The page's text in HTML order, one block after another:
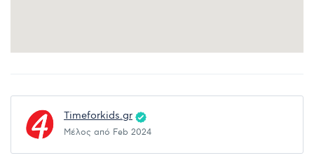
Timeforkids.gr
Μέλος από Feb 2024